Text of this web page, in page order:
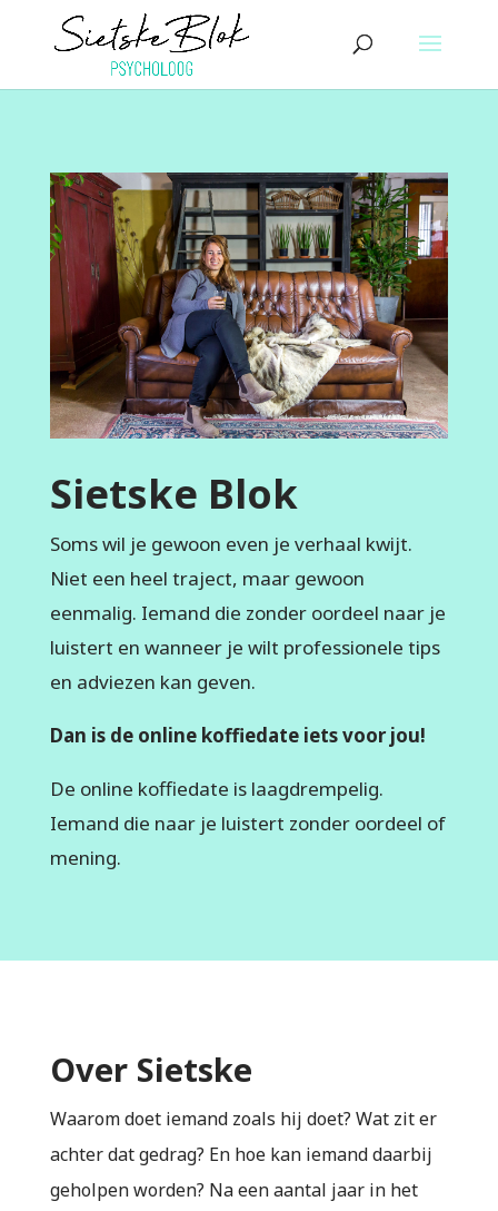
Sietske Blok
Soms wil je gewoon even je verhaal kwijt.
Niet een heel traject, maar gewoon
eenmalig. Iemand die zonder oordeel naar je
luistert en wanneer je wilt professionele tips
en adviezen kan geven.
Dan is de online koffiedate iets voor jou!
De online koffiedate is laagdrempelig.
Iemand die naar je luistert zonder oordeel of
mening.
Over Sietske
Waarom doet iemand zoals hij doet? Wat zit er
achter dat gedrag? En hoe kan iemand daarbij
geholpen worden? Na een aantal jaar in het